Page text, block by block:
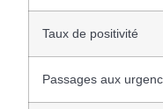
Taux de positivité
Passages aux